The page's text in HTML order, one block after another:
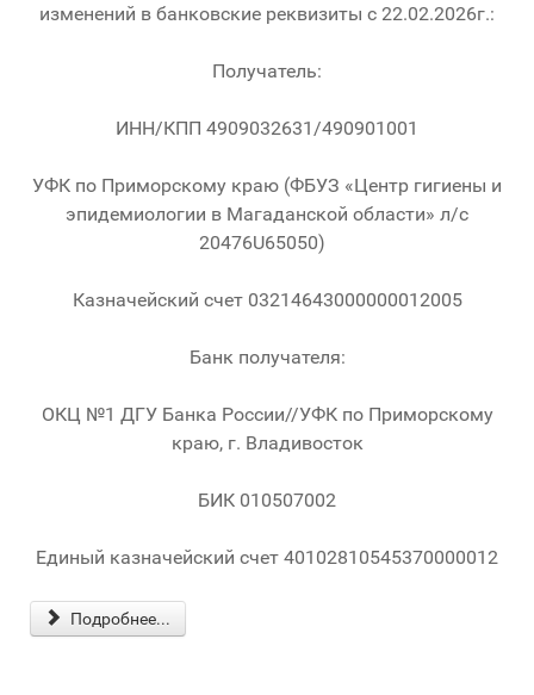
изменений в банковские реквизиты с 22.02.2026г.:
Получатель:
ИНН/КПП 4909032631/490901001
УФК по Приморскому краю (ФБУЗ «Центр гигиены и
эпидемиологии в Магаданской области» л/с
20476U65050)
Казначейский счет 03214643000000012005
Банк получателя:
ОКЦ №1 ДГУ Банка России//УФК по Приморскому
краю, г. Владивосток
БИК 010507002
Единый казначейский счет 40102810545370000012
Подробнее...